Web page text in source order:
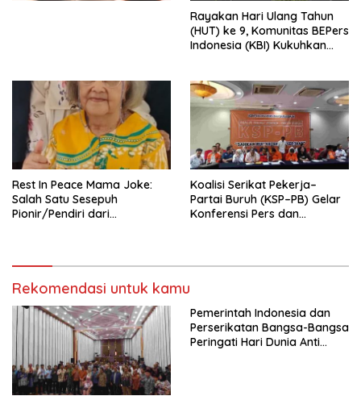
Rayakan Hari Ulang Tahun
(HUT) ke 9, Komunitas BEPers
Indonesia (KBI) Kukuhkan
Tema: “Penguatan dan
Pengembangan Organisasi
KBI yang Berbasis Riset di
seluruh Indonesia dan
Mancanegara”.
Rest In Peace Mama Joke:
Salah Satu Sesepuh
Pionir/Pendiri dari
Koalisi Serikat Pekerja–
Partai Buruh (KSP–PB) Gelar
Konferensi Pers dan
Rekomendasi untuk kamu
Pemerintah Indonesia dan
Perserikatan Bangsa-Bangsa
Peringati Hari Dunia Anti